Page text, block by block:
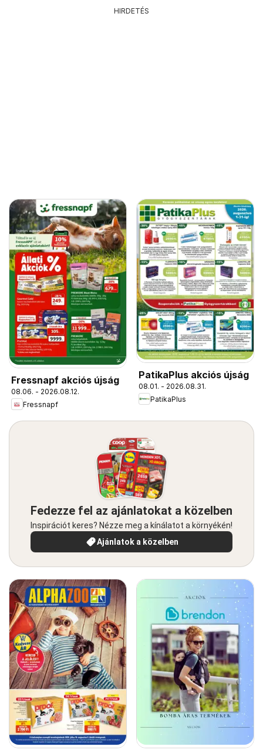
HIRDETÉS
Fressnapf akciós újság
08.06. - 2026.08.12.
Fressnapf
PatikaPlus akciós újság
08.01. - 2026.08.31.
PatikaPlus
Fedezze fel az ajánlatokat a közelben
Inspirációt keres? Nézze meg a kínálatot a környékén!
Ajánlatok a közelben